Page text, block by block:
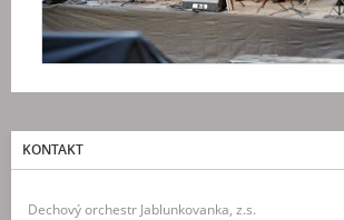
KONTAKT
Dechový orchestr Jablunkovanka, z.s.